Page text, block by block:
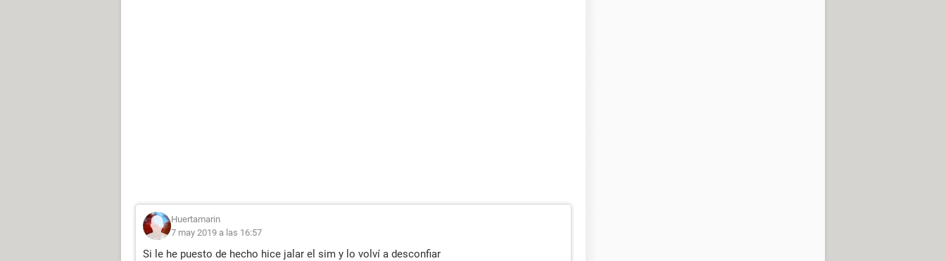
Huertamarin
7 may 2019 a las 16:57
Si le he puesto de hecho hice jalar el sim y lo volví a desconfiar